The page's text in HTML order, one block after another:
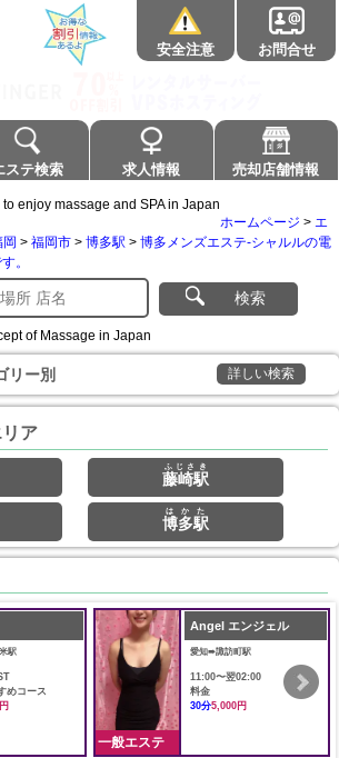
安全注意 お問合せ
ステ検索 求人情報 売却店舗情報
enjoy massage and SPA in Japan
ホームページ > エ
> 福岡市 > 博多駅 > 博多メンズエステ-シャルルの電
。
検索
of Massage in Japan
リー別 詳しい検索
ア
藤崎駅
ふじさき
博多駅
はかた
駅
めコース
一般エステ
Angel エンジェル
愛知➠諏訪町駅
11:00〜翌02:00
料金
30分5,000円